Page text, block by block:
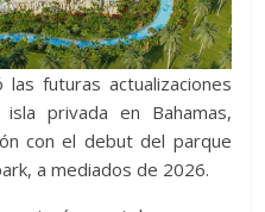
las futuras actualizaciones
isla privada en Bahamas,
con el debut del parque
a mediados de 2026.